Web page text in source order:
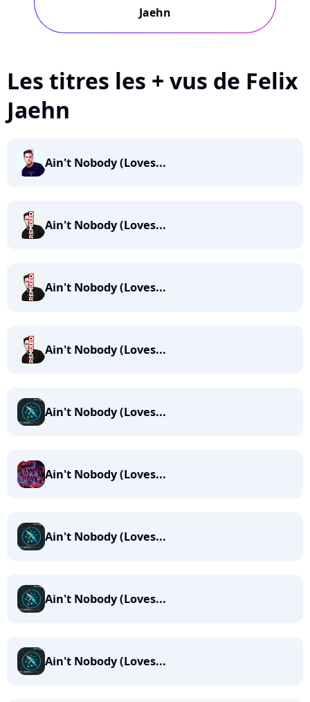
Jaehn
Les titres les + vus de Felix
Jaehn
Ain't Nobody (Loves...
Ain't Nobody (Loves...
Ain't Nobody (Loves...
Ain't Nobody (Loves...
Ain't Nobody (Loves...
Ain't Nobody (Loves...
Ain't Nobody (Loves...
Ain't Nobody (Loves...
Ain't Nobody (Loves...